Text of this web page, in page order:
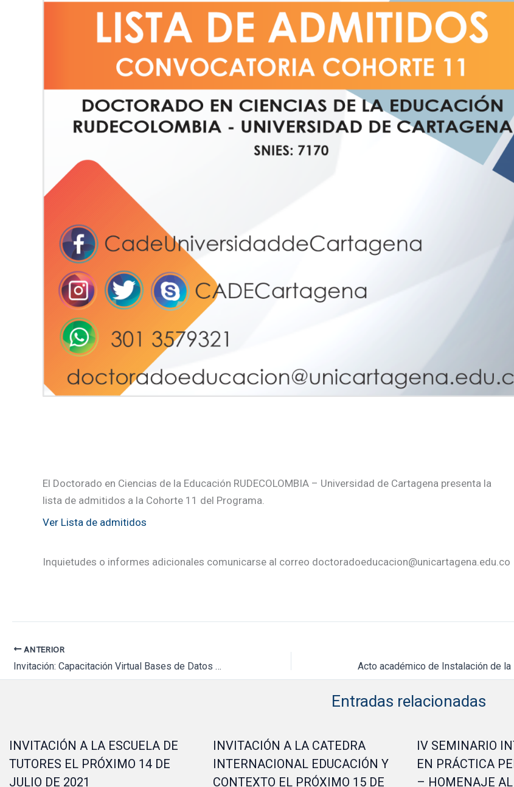
El Doctorado en Ciencias de la Educación RUDECOLOMBIA – Universidad de Cartagena presenta la
lista de admitidos a la Cohorte 11 del Programa.
Ver Lista de admitidos
Inquietudes o informes adicionales comunicarse al correo doctoradoeducacion@unicartagena.edu.co
ANTERIOR
Invitación: Capacitación Virtual Bases de Datos y Herramientas de Investigación.
Entradas relacionadas
INVITACIÓN A LA ESCUELA DE
TUTORES EL PRÓXIMO 14 DE
JULIO DE 2021
INVITACIÓN A LA CATEDRA
INTERNACIONAL EDUCACIÓN Y
CONTEXTO EL PRÓXIMO 15 DE
IV SEMINARIO
EN PRÁCTICA
– HOMENAJE AL